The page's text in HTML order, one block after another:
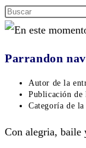
Parrandon
Autor de la
Publicación de
Categoría de
Con alegria, baile